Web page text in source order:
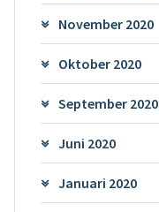
November 2020
Oktober 2020
September 2020
Juni 2020
Januari 2020